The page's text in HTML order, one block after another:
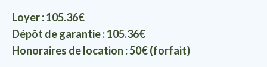
Loyer : 105.36€
Dépôt de garantie : 105.36€
Honoraires de location : 50€ (forfait)